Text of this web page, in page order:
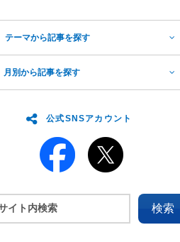
テーマから記事を探す
月別から記事を探す
公式SNSアカウント